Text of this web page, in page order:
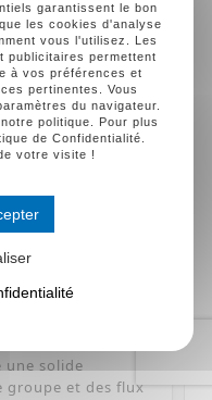
SUR
l'entreprise
une solide
groupe et des flux
garantissent le bon
les cookies d'analyse
vous l'utilisez. Les
publicitaires permettent
à vos préférences et
pertinentes. Vous
du navigateur.
politique. Pour plus
de Confidentialité.
votre visite !